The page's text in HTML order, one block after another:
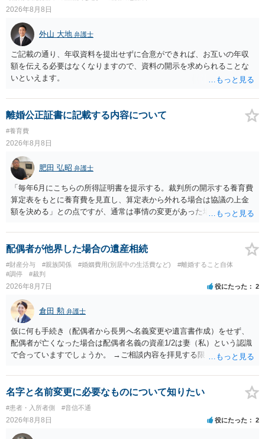
2026年8月8日
外山 大地 弁護士
ご記載の通り、年収資料を提出せずに合意ができれば、お互いの年収
額を伝える必要はなくなりますので、資料の開示を求められることな
いといえます。
離婚公正証書に記載する内容について
#養育費
2026年8月8日
肥田 弘昭 弁護士
「毎年6月にこちらの所得証明書を提示する。裁判所の開示する養育費
算定表をもとに養育費を見直し、算定表から外れる場合は協議の上金
額を決める」との点ですが、通常は事情の変更があった場合に変更し
来なかった事情の変更により双方協議の上増減出来る」と「通知義務
に勤務先」が含まれているので、私に収入が入った事は相手に通知が
行く事になり、上記のような文言が無くても養育費の見直しは適宜出
来るかと思うのですが違うのでしょうか？との点はそのとおりかと思
います。養育費は事情の変更があった場合に変更するので毎年見直す
配偶者が他界した場合の遺産相続
#財産分与 #親族関係 #婚姻費用(別居中の生活費など)
#離婚すること自体
#調停
#裁判
2026年8月7日 役にたった 2
倉田 勲 弁護士
仮に何も手続き（配偶者から長男へ名義変更や遺言書作成）をせず、
配偶者が亡くなった場合は配偶者名義の資産1/2は妻（私）という認識
で合っていますでしょうか。 →ご相談内容を拝見する限りでは、その
完全に所有する場合は、他の相続人に対して自宅の評価額の１/２の代
償金の支払いが必要になります。
名字と名前変更に必要なものについて知りたい
#患者・入所者側 #音信不通
2026年8月8日 役にたった 2